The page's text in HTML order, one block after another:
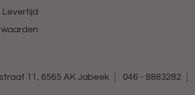
Levertijd
11, 6565 AK Jabeek 046 - 8883282